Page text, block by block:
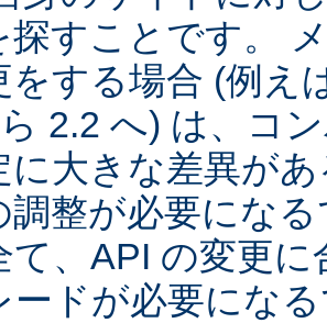
探すことです。
をする場合 (例え
2.2 へ) は、コ
に大きな差異が
調整が必要にな
て、API の変更
ードが必要にな